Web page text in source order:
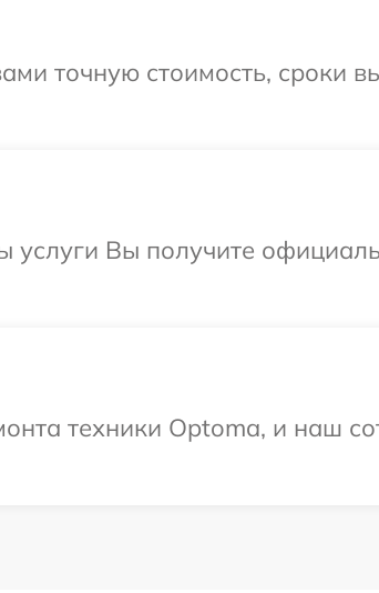
точную стоимость, сроки
услуги Вы получите
техники Optoma, и наш